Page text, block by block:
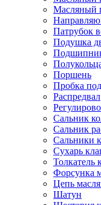
Масляный
Патрубок
Подушка
Поршень
Пробка
Распредвал
Сальник
Сальник
Сальники
Сухарь
Толкатель
Форсунка
Цепь
Шатун